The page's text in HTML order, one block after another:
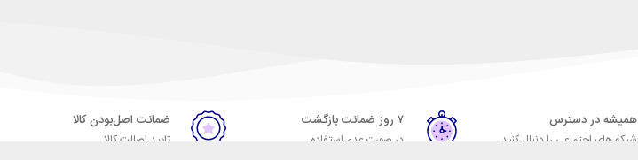
همیشه در دسترس
شبکه های اجتماعی را دنبال کنید
۷ روز ضمانت بازگشت
در صورت عدم استفاده
ضمانت اصل‌بودن کالا
تایید اصالت کالا